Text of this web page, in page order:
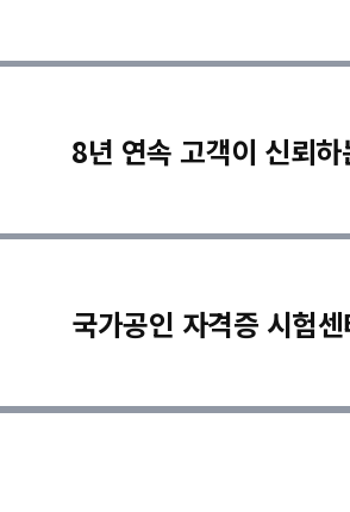
8년 연속 고객이 신뢰
국가공인 자격증 시험